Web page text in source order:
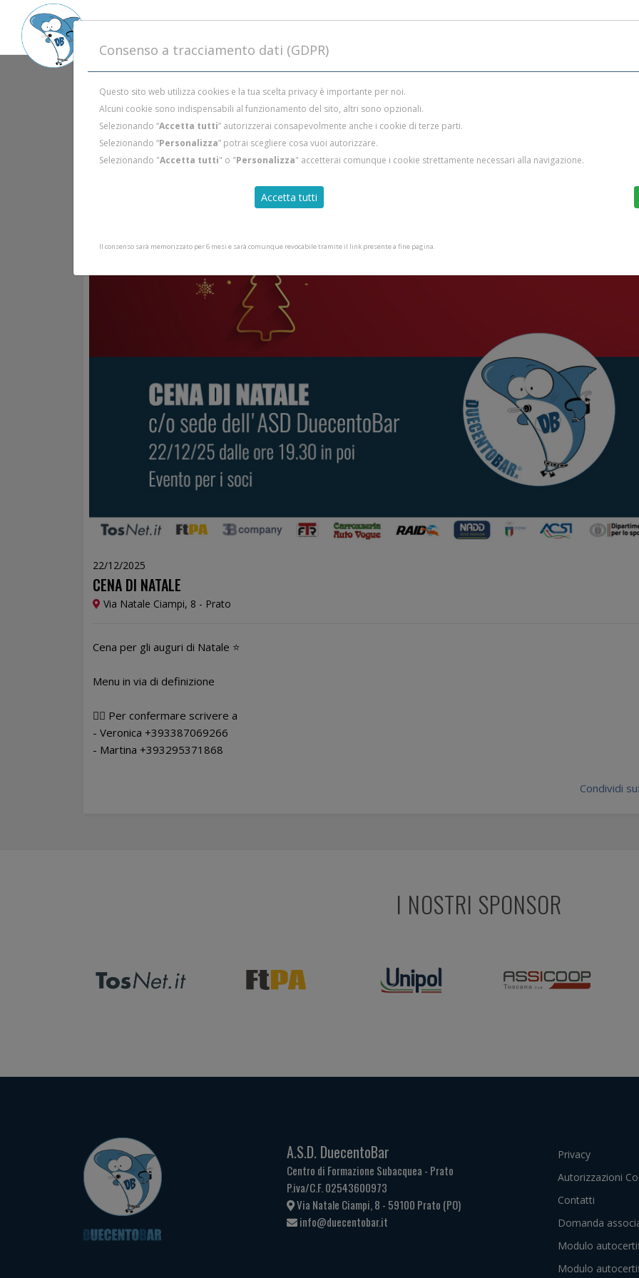
22/12/2025
CENA DI NATALE
Via Natale Ciampi, 8 - Prato
Cena per gli auguri di Natale ⭐
Menu in via di definizione
👉🏻 Per confermare scrivere a
- Veronica +393387069266
- Martina +393295371868
Condividi su:
I NOSTRI SPONSOR
A.S.D. DuecentoBar
Centro di Formazione Subacquea - Prato
P.iva/C.F. 02543600973
Via Natale Ciampi, 8 - 59100 Prato (PO)
info@duecentobar.it
Privacy
Autorizzazioni
Contatti
Domanda
Modulo
Modulo
Consenso a tracciamento dati (GDPR)
Questo sito web utilizza cookies e la tua scelta privacy è importante per noi.
Alcuni cookie sono indispensabili al funzionamento del sito, altri sono opzionali.
Selezionando “Accetta tutti” autorizzerai consapevolmente anche i cookie di terze parti.
Selezionando “Personalizza” potrai scegliere cosa vuoi autorizzare.
Selezionando "Accetta tutti" o "Personalizza" accetterai comunque i cookie strettamente necessari alla navigazione.
Accetta tutti
Il consenso sarà memorizzato per 6 mesi e sarà comunque revocabile tramite il link presente a fine pagina.